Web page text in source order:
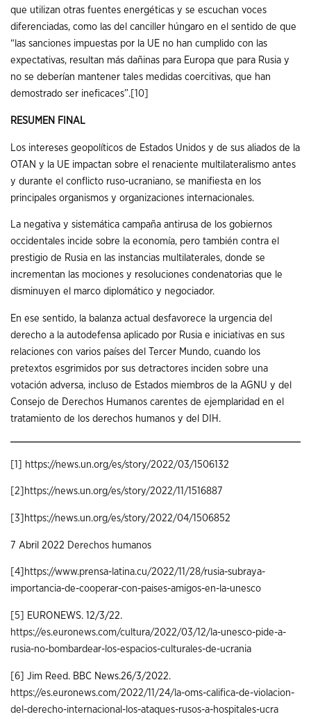
que utilizan otras fuentes energéticas y se escuchan voces
diferenciadas, como las del canciller húngaro en el sentido de que
“las sanciones impuestas por la UE no han cumplido con las
expectativas, resultan más dañinas para Europa que para Rusia y
no se deberían mantener tales medidas coercitivas, que han
demostrado ser ineficaces”. [10]
RESUMEN FINAL
Los intereses geopolíticos de Estados Unidos y de sus aliados de la
OTAN y la UE impactan sobre el renaciente multilateralismo antes
y durante el conflicto ruso-ucraniano, se manifiesta en los
principales organismos y organizaciones internacionales.
La negativa y sistemática campaña antirusa de los gobiernos
occidentales incide sobre la economía, pero también contra el
prestigio de Rusia en las instancias multilaterales, donde se
incrementan las mociones y resoluciones condenatorias que le
disminuyen el marco diplomático y negociador.
En ese sentido, la balanza actual desfavorece la urgencia del
derecho a la autodefensa aplicado por Rusia e iniciativas en sus
relaciones con varios países del Tercer Mundo, cuando los
pretextos esgrimidos por sus detractores inciden sobre una
votación adversa, incluso de Estados miembros de la AGNU y del
Consejo de Derechos Humanos carentes de ejemplaridad en el
tratamiento de los derechos humanos y del DIH.
[1] https://news.un.org/es/story/2022/03/1506132
[2] https://news.un.org/es/story/2022/11/1516887
[3] https://news.un.org/es/story/2022/04/1506852
7 Abril 2022 Derechos humanos
[4] https://www.prensa-latina.cu/2022/11/28/rusia-subraya-
importancia-de-cooperar-con-paises-amigos-en-la-unesco
[5]
EURONEWS. 12/3/22.
https://es.euronews.com/cultura/2022/03/12/la-unesco-pide-a-
rusia-no-bombardear-los-espacios-culturales-de-ucrania
[6]
Jim Reed. BBC News.26/3/2022.
https://es.euronews.com/2022/11/24/la-oms-califica-de-violacion-
del-derecho-internacional-los-ataques-rusos-a-hospitales-ucra